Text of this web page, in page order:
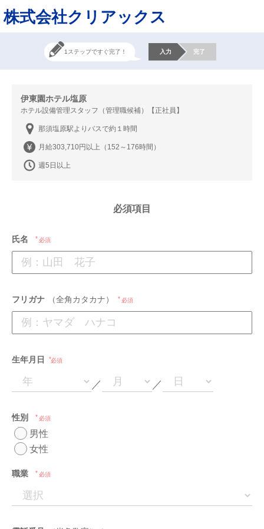
株式会社クリアックス
1ステップですぐ完了！ 入力 完了
伊東園ホテル塩原
ホテル設備管理スタッフ（管理職候補）【正社員】
那須塩原駅よりバスで約１時間
月給303,710円以上（152～176時間）
週5日以上
必須項目
氏名 必須
フリガナ （全角カタカナ） 必須
生年月日 必須
／ ／
性別 必須
男性
女性
職業 必須